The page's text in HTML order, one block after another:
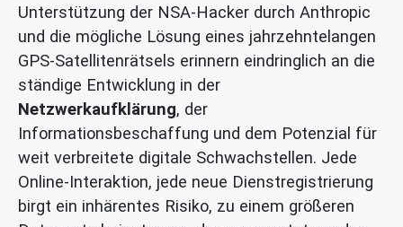
Unterstützung der NSA-Hacker durch Anthropic
und die mögliche Lösung eines jahrzehntelangen
GPS-Satellitenrätsels erinnern eindringlich an die
ständige Entwicklung in der
Netzwerkaufklärung, der
Informationsbeschaffung und dem Potenzial für
weit verbreitete digitale Schwachstellen. Jede
Online-Interaktion, jede neue Dienstregistrierung
birgt ein inhärentes Risiko, zu einem größeren